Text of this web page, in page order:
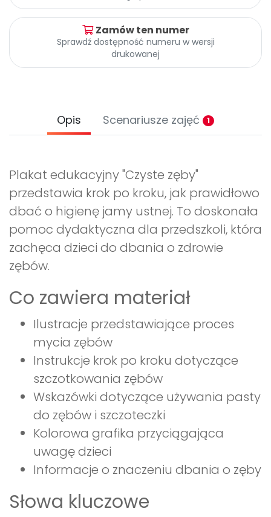
Archiwalne numery
Promocje
Zamów ten numer
Sprawdź dostępność numeru w wersji
drukowanej
Opis Scenariusze zajęć 1
Plakat edukacyjny "Czyste zęby"
przedstawia krok po kroku, jak prawidłowo
dbać o higienę jamy ustnej. To doskonała
pomoc dydaktyczna dla przedszkoli, która
zachęca dzieci do dbania o zdrowie
zębów.
Co zawiera materiał
Ilustracje przedstawiające proces
mycia zębów
Instrukcje krok po kroku dotyczące
szczotkowania zębów
Wskazówki dotyczące używania pasty
do zębów i szczoteczki
Kolorowa grafika przyciągająca
uwagę dzieci
Informacje o znaczeniu dbania o zęby
Słowa kluczowe